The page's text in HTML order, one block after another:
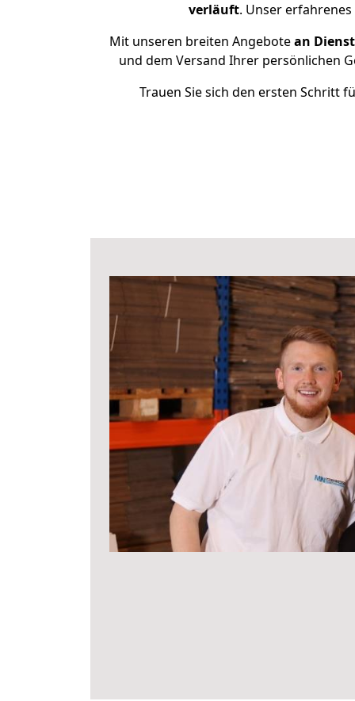
verläuft. Unser
Mit unseren breiten Angebotean
und dem Versand Ihrer persönlichen
Trauen Sie sich den ersten Schritt